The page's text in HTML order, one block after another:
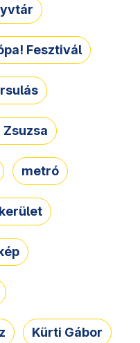
Fesztivál
Zsuzsa
metró
Kürti Gábor